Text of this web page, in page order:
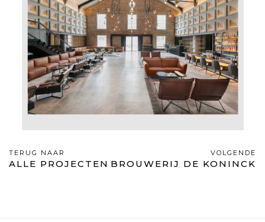
TERUG NAAR
ALLE PROJECTEN
VOLGENDE
BROUWERIJ DE KONINCK